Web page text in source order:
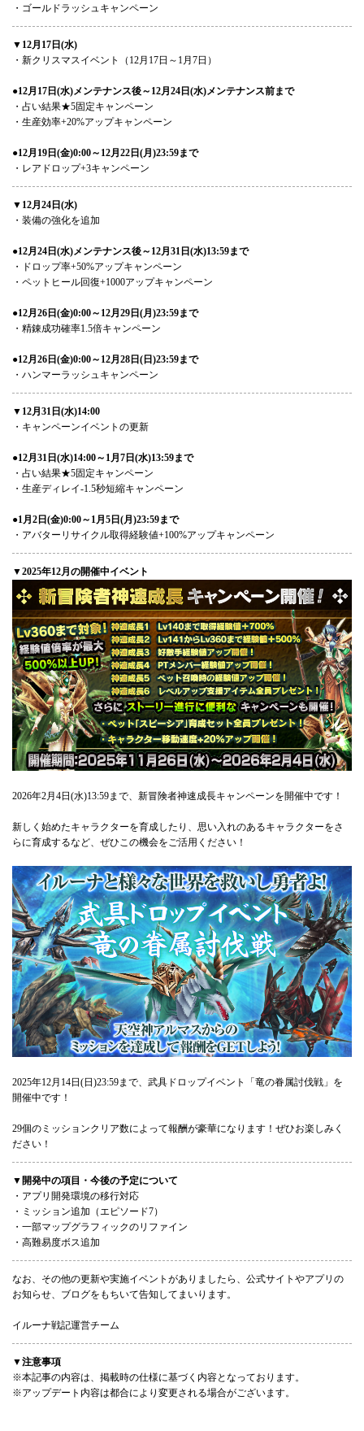
・ゴールドラッシュキャンペーン
▼12月17日(水)
・新クリスマスイベント（12月17日～1月7日）
●12月17日(水)メンテナンス後～12月24日(水)メンテナンス前まで
・占い結果★5固定キャンペーン
・生産効率+20%アップキャンペーン
●12月19日(金)0:00～12月22日(月)23:59まで
・レアドロップ+3キャンペーン
▼12月24日(水)
・装備の強化を追加
●12月24日(水)メンテナンス後～12月31日(水)13:59まで
・ドロップ率+50%アップキャンペーン
・ペットヒール回復+1000アップキャンペーン
●12月26日(金)0:00～12月29日(月)23:59まで
・精錬成功確率1.5倍キャンペーン
●12月26日(金)0:00～12月28日(日)23:59まで
・ハンマーラッシュキャンペーン
▼12月31日(水)14:00
・キャンペーンイベントの更新
●12月31日(水)14:00～1月7日(水)13:59まで
・占い結果★5固定キャンペーン
・生産ディレイ-1.5秒短縮キャンペーン
●1月2日(金)0:00～1月5日(月)23:59まで
・アバターリサイクル取得経験値+100%アップキャンペーン
▼2025年12月の開催中イベント
2026年2月4日(水)13:59まで、新冒険者神速成長キャンペーンを開催中です！
新しく始めたキャラクターを育成したり、思い入れのあるキャラクターをさ
らに育成するなど、ぜひこの機会をご活用ください！
2025年12月14日(日)23:59まで、武具ドロップイベント「竜の眷属討伐戦」を
開催中です！
29個のミッションクリア数によって報酬が豪華になります！ぜひお楽しみく
ださい！
▼開発中の項目・今後の予定について
・アプリ開発環境の移行対応
・ミッション追加（エピソード7）
・一部マップグラフィックのリファイン
・高難易度ボス追加
なお、その他の更新や実施イベントがありましたら、公式サイトやアプリの
お知らせ、ブログをもちいて告知してまいります。
イルーナ戦記運営チーム
▼注意事項
※本記事の内容は、掲載時の仕様に基づく内容となっております。
※アップデート内容は都合により変更される場合がございます。